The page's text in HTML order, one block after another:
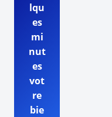
lqu
es
mi
nut
es
vot
re
bie